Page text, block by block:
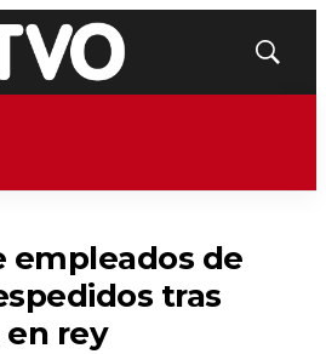
Mostrar
empleados de
tras
rey